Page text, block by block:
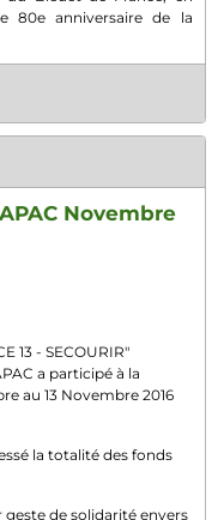
80e anniversaire de la
Novembre
13 - SECOURIR"
a participé à la
au 13 Novembre 2016
la totalité des fonds
de solidarité envers